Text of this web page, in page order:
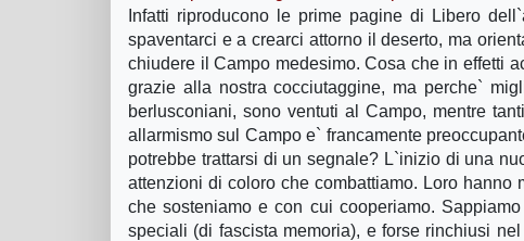
Infatti riproducono le prime pagine di Libero
spaventarci e a crearci attorno il deserto, ma
chiudere il Campo medesimo. Cosa che in effetti
grazie alla nostra cocciutaggine, ma perche`
berlusconiani, sono ventuti al Campo, mentre
allarmismo sul Campo e` francamente
potrebbe trattarsi di un segnale? L`inizio di una
attenzioni di coloro che combattiamo. Loro
che sosteniamo e con cui cooperiamo.
speciali (di fascista memoria), e forse rinchiusi